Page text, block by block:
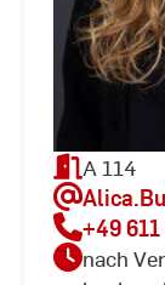
A 114
+49
nach